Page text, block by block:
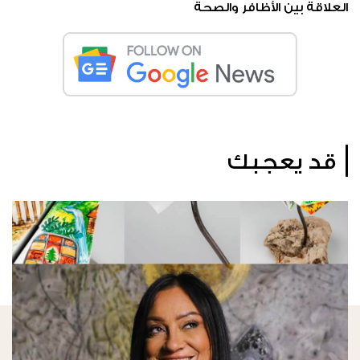
العلاقة بين الأظافر والصحة
قد يعجبك